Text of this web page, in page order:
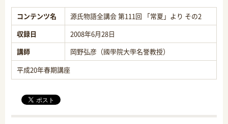
コンテンツ名
源氏物語全講会 第111回 「常夏」より その2
収録日
2008年6月28日
講師
岡野弘彦（國學院大學名誉教授）
平成20年春期講座